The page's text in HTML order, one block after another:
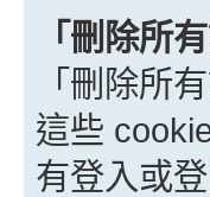
「刪除所
「刪除所
這些
有登入或